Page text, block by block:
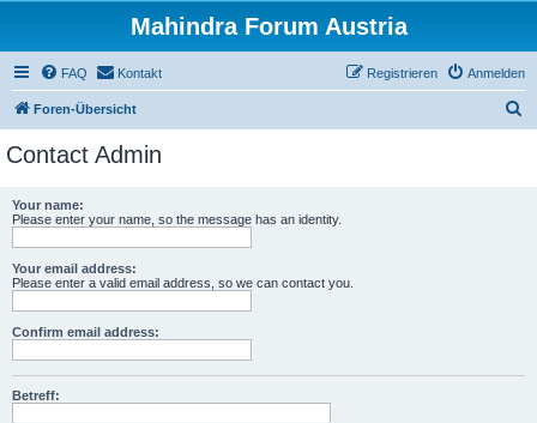
Mahindra Forum Austria
FAQ Kontakt Anmelden
Registrieren
Foren-Übersicht
Contact Admin
Your name:
Please enter your name, so the message has an identity.
Your email address:
Please enter a valid email address, so we can contact you.
Confirm email address:
Betreff: